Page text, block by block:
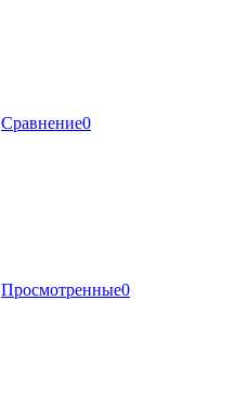
Сравнение0
Просмотренные0